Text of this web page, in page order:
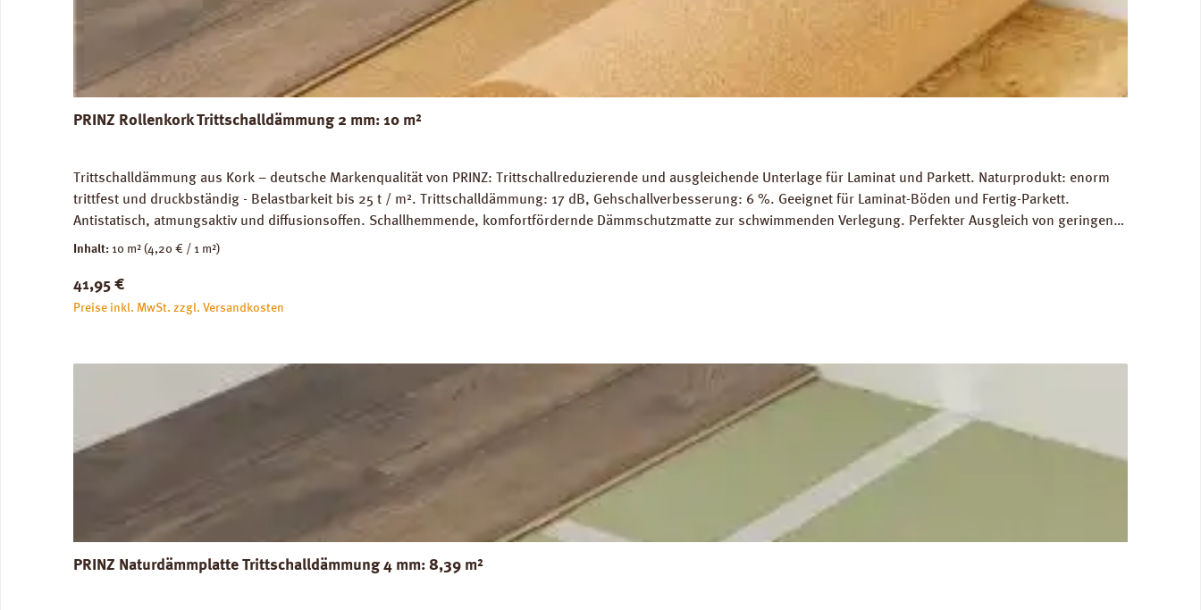
PRINZ Rollenkork Trittschalldämmung 2 mm: 10 m²
Trittschalldämmung aus Kork – deutsche Markenqualität von PRINZ: Trittschallreduzierende und ausgleichende Unterlage für Laminat und Parkett. Naturprodukt: enorm
trittfest und druckbständig - Belastbarkeit bis 25 t / m². Trittschalldämmung: 17 dB, Gehschallverbesserung: 6 %. Geeignet für Laminat-Böden und Fertig-Parkett.
Antistatisch, atmungsaktiv und diffusionsoffen. Schallhemmende, komfortfördernde Dämmschutzmatte zur schwimmenden Verlegung. Perfekter Ausgleich von geringen
Bodenunebenheiten. Bei harten Fußboden wie Estrich, Spanplatten, Dielenbolen etc. wird durch die Kork-Dämmung eine hervorragende schalltechnische Entkopplung zum
Rollenkork
Inhalt: 10 m² (4,20 € / 1 m²)
Regulärer Preis:
41,95 €
Preise inkl. MwSt. zzgl. Versandkosten
PRINZ Naturdämmplatte Trittschalldämmung 4 mm: 8,39 m²